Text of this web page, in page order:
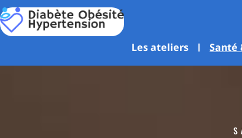
Aller
au
contenu
Les ateliers Santé